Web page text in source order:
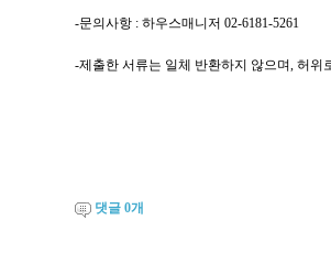
-문의사항 : 하우스매니저 02-6181-5261
-제출한 서류는 일체 반환하지 않으며, 허
댓글 0개